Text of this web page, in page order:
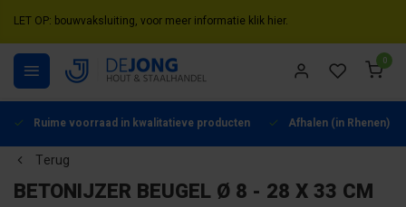
LET OP: bouwvaksluiting, voor meer informatie klik hier.
0
Ruime voorraad in kwalitatieve producten Afhalen (in Rhenen)
Terug
BETONIJZER BEUGEL Ø 8 - 28 X 33 CM